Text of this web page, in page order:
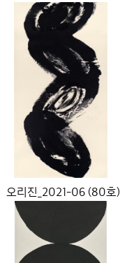
오리진_2021-06 (80호)